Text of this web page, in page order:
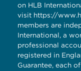
on HLB
visit https://
members are
International, a
professional
registered in
Guarantee, each